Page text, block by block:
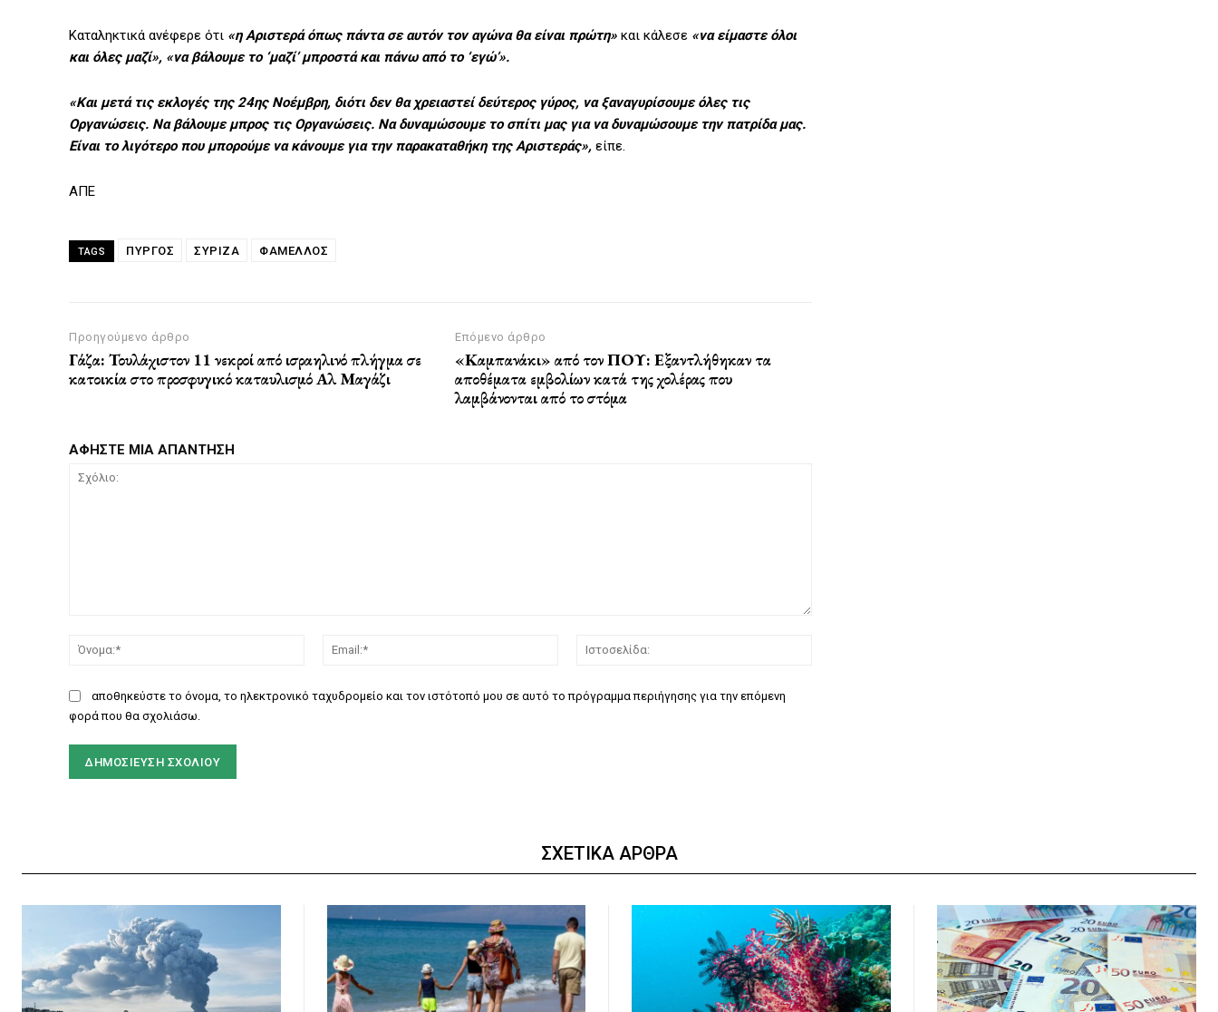
Καταληκτικά ανέφερε ότι «η Αριστερά όπως πάντα σε αυτόν τον αγώνα θα είναι πρώτη» και κάλεσε «να είμαστε όλοι
και όλες μαζί», «να βάλουμε το ‘μαζί’ μπροστά και πάνω από το ‘εγώ’».
«Και μετά τις εκλογές της 24ης Νοέμβρη, διότι δεν θα χρειαστεί δεύτερος γύρος, να ξαναγυρίσουμε όλες τις
Οργανώσεις. Να βάλουμε μπρος τις Οργανώσεις. Να δυναμώσουμε το σπίτι μας για να δυναμώσουμε την πατρίδα μας.
Είναι το λιγότερο που μπορούμε να κάνουμε για την παρακαταθήκη της Αριστεράς», είπε.
ΑΠΕ
TAGS ΠΥΡΓΟΣ ΣΥΡΙΖΑ ΦΑΜΕΛΛΟΣ
Προηγούμενο άρθρο
Γάζα: Τουλάχιστον 11 νεκροί από ισραηλινό πλήγμα σε
κατοικία στο προσφυγικό καταυλισμό Αλ Μαγάζι
Επόμενο άρθρο
«Καμπανάκι» από τον ΠΟΥ: Εξαντλήθηκαν τα
αποθέματα εμβολίων κατά της χολέρας που
λαμβάνονται από το στόμα
ΑΦΗΣΤΕ ΜΙΑ ΑΠΑΝΤΗΣΗ
Όνομα:*
Email:*
αποθηκεύστε το όνομα, το ηλεκτρονικό ταχυδρομείο και τον ιστότοπό μου σε αυτό το πρόγραμμα περιήγησης για την επόμενη
φορά που θα σχολιάσω.
ΣΧΕΤΙΚΑ ΑΡΘΡΑ